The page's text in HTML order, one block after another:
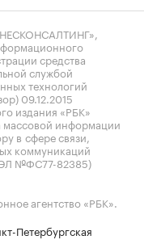
средства
службой
технологий
09.12.2015
издания «РБК»
массовой информации
в сфере связи,
коммуникаций
ЭЛ №ФС77-82385)
агентство «РБК».
Петербургская